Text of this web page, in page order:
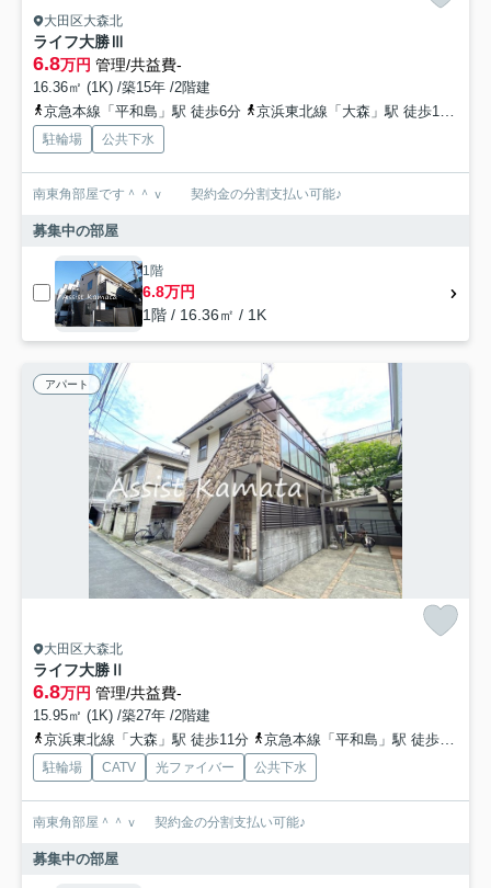
大田区大森北
ライフ大勝Ⅲ
6.8万円 管理/共益費-
16.36㎡ (1K) /築15年 /2階建
京急本線「平和島」駅 徒歩6分
京浜東北線「大森」駅 徒歩14分
駐輪場 公共下水
南東角部屋です＾＾ｖ 契約金の分割支払い可能♪
募集中の部屋
1階
6.8万円
1階 / 16.36㎡ / 1K
アパート
大田区大森北
ライフ大勝Ⅱ
6.8万円 管理/共益費-
15.95㎡ (1K) /築27年 /2階建
京浜東北線「大森」駅 徒歩11分
京急本線「平和島」駅 徒歩14分
駐輪場 CATV 光ファイバー 公共下水
南東角部屋＾＾ｖ 契約金の分割支払い可能♪
募集中の部屋